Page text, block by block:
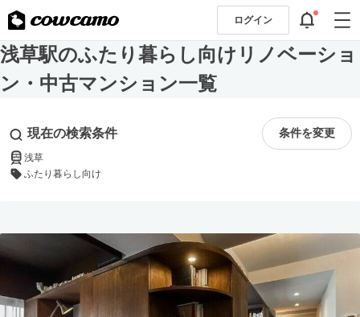
ログイン
浅草駅のふたり暮らし向けリノベーショ
ン・中古マンション一覧
現在の検索条件 条件を変更
浅草
ふたり暮らし向け